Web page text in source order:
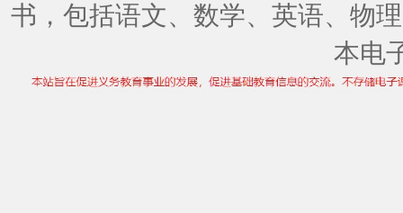
书，包括语文、数学、英语、物
本电